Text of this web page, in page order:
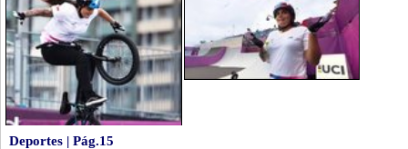
Deportes | Pág.15